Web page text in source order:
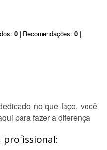
0 | Recomendações: 0 |
no que faço, você
para fazer a diferença
profissional: